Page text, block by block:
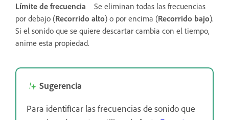
Límite de frecuencia
Se eliminan todas las frecuencias
por debajo (Recorrido alto) o por encima (Recorrido bajo).
Si el sonido que se quiere descartar cambia con el tiempo,
anime esta propiedad.
Sugerencia
Para identificar las frecuencias de sonido que